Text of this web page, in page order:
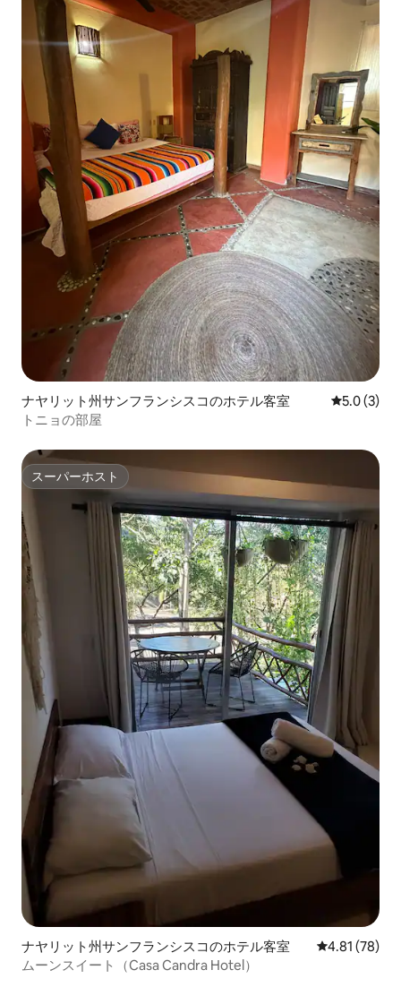
ナヤリット州サンフランシスコのホテル客室 レビュー3
5.0 (3)
トニョの部屋
スーパーホスト
スーパーホスト
ナヤリット州サンフランシスコのホテル客室 レビュー78
4.81 (78)
ムーンスイート（Casa Candra Hotel）